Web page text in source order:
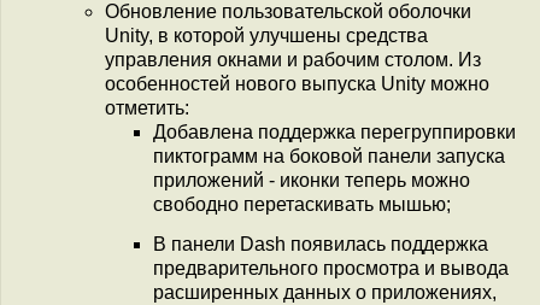
Обновление пользовательской оболочки
Unity, в которой улучшены средства
управления окнами и рабочим столом. Из
особенностей нового выпуска Unity можно
отметить:
Добавлена поддержка перегруппировки
пиктограмм на боковой панели запуска
приложений - иконки теперь можно
свободно перетаскивать мышью;
В панели Dash появилась поддержка
предварительного просмотра и вывода
расширенных данных о приложениях,